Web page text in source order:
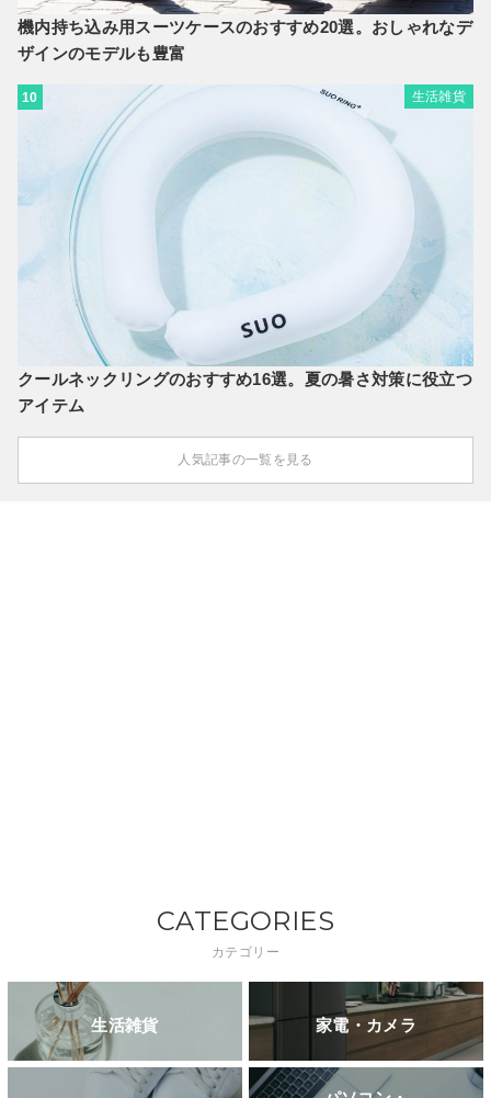
機内持ち込み用スーツケースのおすすめ20選。おしゃれなデ
ザインのモデルも豊富
10 生活雑貨
クールネックリングのおすすめ16選。夏の暑さ対策に役立つ
アイテム
人気記事の一覧を見る
CATEGORIES
カテゴリー
生活雑貨 家電・カメラ